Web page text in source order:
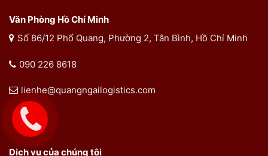
Văn Phòng Hồ Chí Minh
Số 86/12 Phổ Quang, Phường 2, Tân Bình, Hồ Chí Minh
090 226 8618
lienhe@quangngailogistics.com
Dịch vụ của chúng tôi